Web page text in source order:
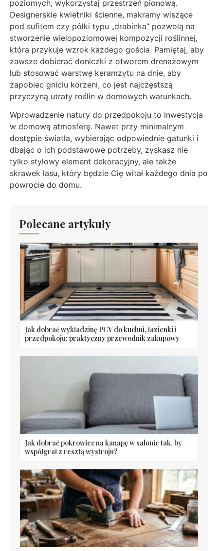
poziomych, wykorzystaj przestrzeń pionową.
Designerskie kwietniki ścienne, makramy wiszące
pod sufitem czy półki typu „drabinka” pozwolą na
stworzenie wielopoziomowej kompozycji roślinnej,
która przykuje wzrok każdego gościa. Pamiętaj, aby
zawsze dobierać doniczki z otworem drenażowym
lub stosować warstwę keramzytu na dnie, aby
zapobiec gniciu korzeni, co jest najczęstszą
przyczyną utraty roślin w domowych warunkach.
Wprowadzenie natury do przedpokoju to inwestycja
w domową atmosferę. Nawet przy minimalnym
dostępie światła, wybierając odpowiednie gatunki i
dbając o ich podstawowe potrzeby, zyskasz nie
tylko stylowy element dekoracyjny, ale także
skrawek lasu, który będzie Cię witał każdego dnia po
powrocie do domu.
Polecane artykuły
Jak dobrać wykładzinę PCV do kuchni, łazienki i
przedpokoju: praktyczny przewodnik zakupowy
Jak dobrać pokrowiec na kanapę w salonie tak, by
współgrał z resztą wystroju?